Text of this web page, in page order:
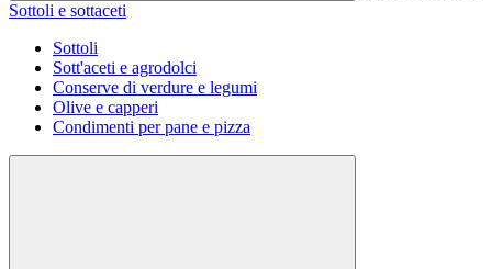
Sottoli e sottaceti
Sottoli
Sott'aceti e agrodolci
Conserve di verdure e legumi
Olive e capperi
Condimenti per pane e pizza